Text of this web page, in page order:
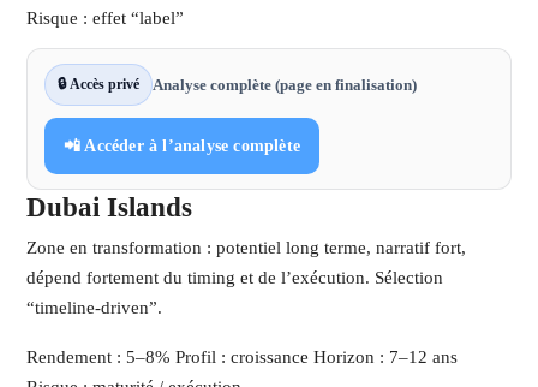
Risque : effet “label”
🔒 Accès privé Analyse complète (page en finalisation)
📲 Accéder à l’analyse complète
Dubai Islands
Zone en transformation : potentiel long terme, narratif fort,
dépend fortement du timing et de l’exécution. Sélection
“timeline-driven”.
Rendement : 5–8% Profil : croissance Horizon : 7–12 ans